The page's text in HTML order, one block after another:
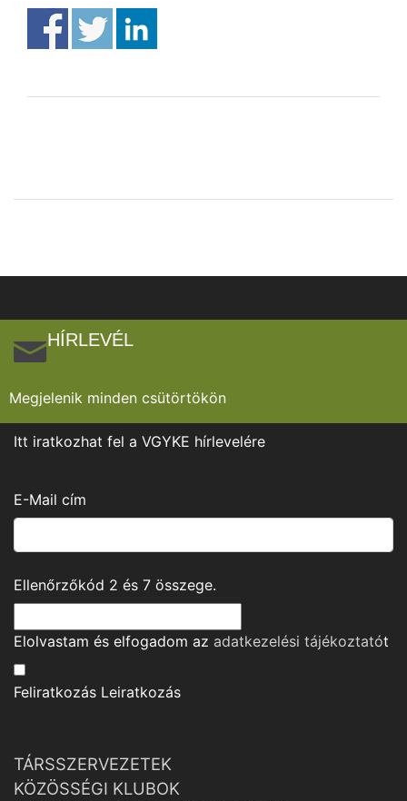
HÍRLEVÉL
Megjelenik minden csütörtökön
Itt iratkozhat fel a VGYKE hírlevelére
E-Mail cím
Ellenőrzőkód 2 és 7 összege.
Elolvastam és elfogadom az adatkezelési tájékoztatót
Feliratkozás Leiratkozás
TÁRSSZERVEZETEK
KÖZÖSSÉGI KLUBOK